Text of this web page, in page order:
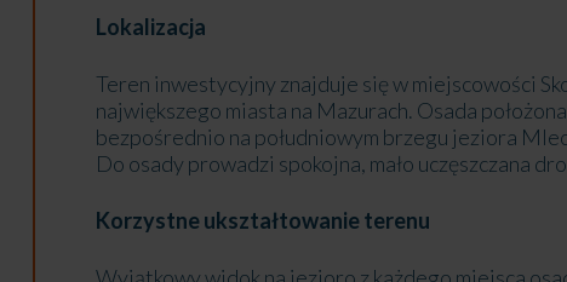
Lokalizacja
Teren inwestycyjny znajduje się w miejscowości
największego miasta na Mazurach. Osada
bezpośrednio na południowym brzegu jeziora
Do osady prowadzi spokojna, mało uczęszczana
Korzystne ukształtowanie terenu